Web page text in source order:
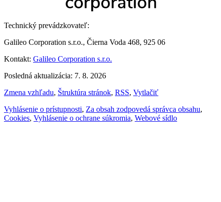
Technický prevádzkovateľ:
Galileo Corporation s.r.o., Čierna Voda 468, 925 06
Kontakt: Galileo Corporation s.r.o.
Posledná aktualizácia: 7. 8. 2026
Zmena vzhľadu, Štruktúra stránok, RSS, Vytlačiť
Vyhlásenie o prístupnosti, Za obsah zodpovedá správca obsahu,
Cookies, Vyhlásenie o ochrane súkromia, Webové sídlo